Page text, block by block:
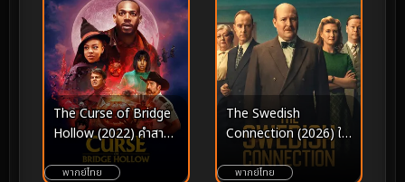
The Curse of Bridge
Hollow (2022) คำสาป
แห่งบริดจ์ฮอลโลว์
พากย์ไทย
The Swedish
Connection (2026) ใต้
เงาสวีเดน
พากย์ไทย